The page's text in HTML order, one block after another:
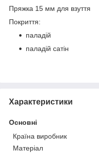
Пряжка 15 мм для взуття
Покриття:
паладій
паладій сатін
Характеристики
Основні
Країна виробник
Матеріал